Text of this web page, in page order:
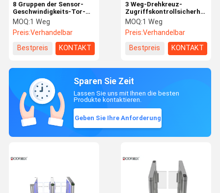
8 Gruppen der Sensor-
Geschwindigkeits-Tor-
Drehkreuz-
Automatisierungs-
System-550mm-1100mm
MOQ:1 Weg
Preis:Verhandelbar
Bestpreis
KONTAKT
3 Weg-Drehkreuz-
mit 600 - 1000mm
Durchgangs-Breiten-
Rollstuhl-Weg
MOQ:1 Weg
Preis:Verhandelbar
Bestpreis
KONTAKT
Sparen Sie Zeit
Lassen Sie uns mit Ihnen die besten
Produkte kontaktieren.
Geben Sie Ihre Anforderung